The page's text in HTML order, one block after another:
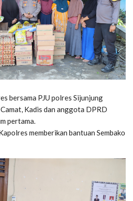
bersama PJU polres Sijunjung
Kadis dan anggota DPRD
pertama.
memberikan bantuan Sembako